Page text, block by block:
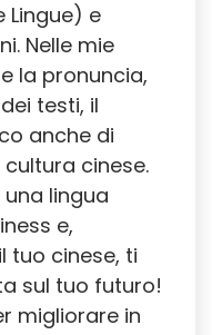
Lingue) e
Nelle mie
la pronuncia,
testi, il
anche di
cinese.
lingua
e,
tuo cinese, ti
sul tuo futuro!
migliorare in